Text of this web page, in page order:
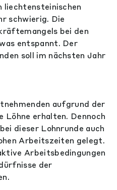
liechtensteinischen
schwierig. Die
bei den
entspannt. Der
soll im nächsten Jahr
aufgrund der
Löhne erhalten. Dennoch
dieser Lohnrunde auch
Arbeitszeiten gelegt.
Arbeitsbedingungen
der